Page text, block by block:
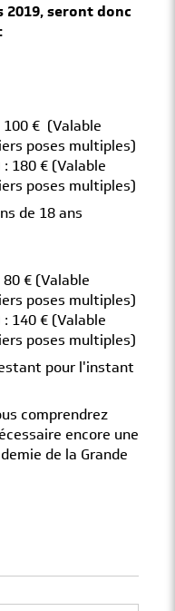
2019, seront donc
€ (Valable
poses multiples)
180 € (Valable
poses multiples)
de 18 ans
€ (Valable
poses multiples)
140 € (Valable
poses multiples)
pour l'instant
comprendrez
encore une
de la Grande